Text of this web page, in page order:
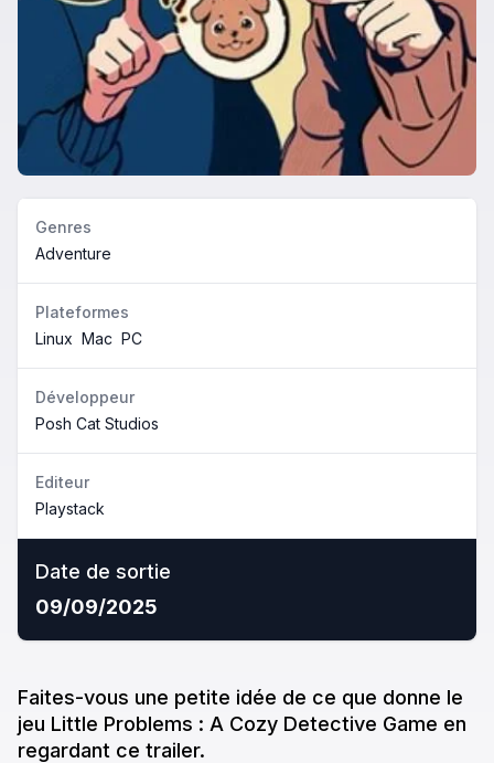
Genres
Adventure
Plateformes
Linux Mac PC
Développeur
Posh Cat Studios
Editeur
Playstack
Date de sortie
09/09/2025
Faites-vous une petite idée de ce que donne le
jeu Little Problems : A Cozy Detective Game en
regardant ce trailer.